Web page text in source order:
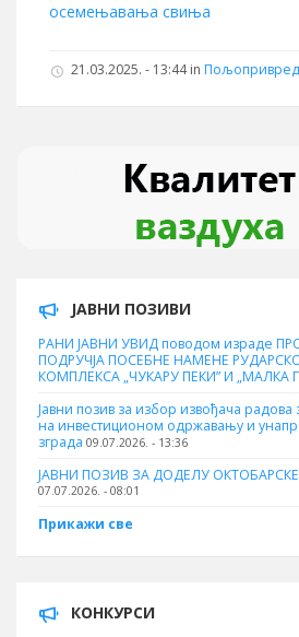
осемењавања свиња
21.03.2025. - 13:44 in
ЈАВНИ ПОЗИВИ
РАНИ ЈАВНИ УВИД поводом израде
ПОДРУЧЈА ПОСЕБНЕ НАМЕНЕ
КОМПЛЕКСА „ЧУКАРУ ПЕКИ” И „МАЛКА
Јавни позив за избор извођача радова
на инвестиционом одржавању и
зграда 09.07.2026. - 13:36
ЈАВНИ ПОЗИВ ЗА ДОДЕЛУ
07.07.2026. - 08:01
Прикажи све
КОНКУРСИ